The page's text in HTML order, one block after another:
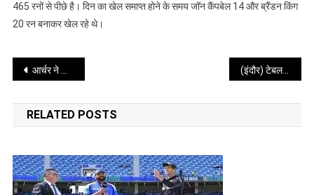
नुकसान
465 रनों से पीछे है। दिन का खेल समाप्त होने के समय जॉन कैंपबेल 14 और ब्रैंडन किंग
20 रन बनाकर खेल रहे थे।
Post
navigation
आर्चर ने पांच विकेट और अर्धशतक लगाकर बनाया नया रिकार्ड (इंदौर) टेबल टेनिस : उत्तरा-नीता और प्रशांत-नीता की जोड़ी बनी चैंपियन
RELATED POSTS